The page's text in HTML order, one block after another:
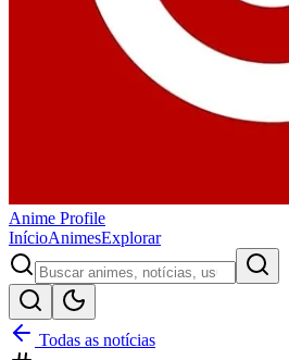
Anime Profile
InícioAnimesExplorar
Todas as notícias